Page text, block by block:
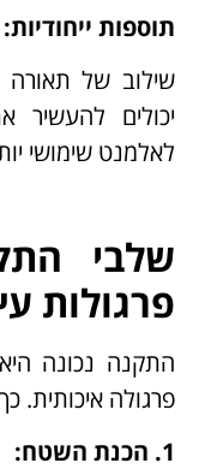
תוספות ייחודיות:
שילוב של
יכולים להעשיר
לאלמנט שימושי
שלבי
פרגולות
התקנה נכונה
פרגולה איכותית.
1. הכנת השטח: